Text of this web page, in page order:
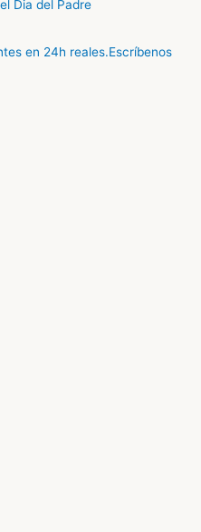
Dia del Padre
en 24h reales.Escríbenos